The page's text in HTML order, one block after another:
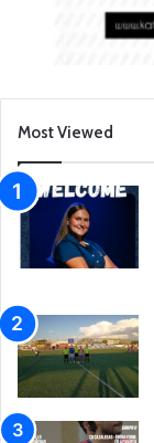
Most Viewed